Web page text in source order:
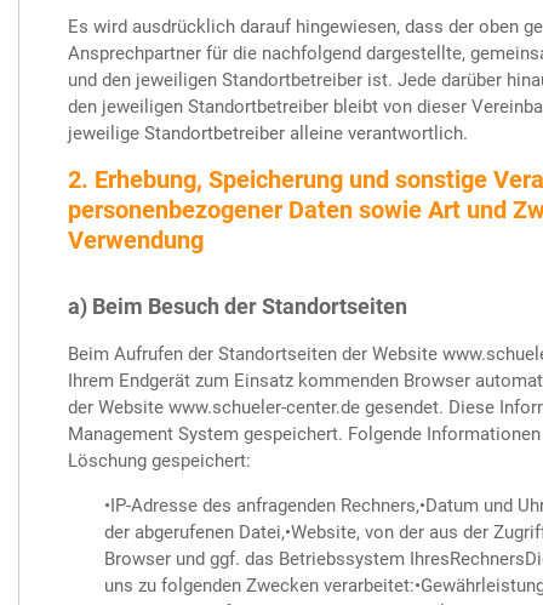
Es wird ausdrücklich darauf hingewiesen, dass der oben
Ansprechpartner für die nachfolgend dargestellte,
und den jeweiligen Standortbetreiber ist. Jede darüber
den jeweiligen Standortbetreiber bleibt von dieser
jeweilige Standortbetreiber alleine verantwortlich.
2. Erhebung, Speicherung und sonstige
personenbezogener Daten sowie Art und
Verwendung
a) Beim Besuch der Standortseiten
Beim Aufrufen der Standortseiten der Website
Ihrem Endgerät zum Einsatz kommenden Browser
der Website www.schueler-center.de gesendet. Diese
Management System gespeichert. Folgende
Löschung gespeichert:
•IP-Adresse des anfragenden Rechners,•Datum und
der abgerufenen Datei,•Website, von der aus der
Browser und ggf. das Betriebssystem
uns zu folgenden Zwecken